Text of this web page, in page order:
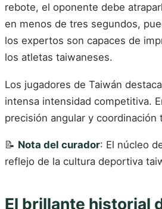
rebote, el oponente debe
en menos de tres segundos,
los expertos son capaces de
los atletas taiwaneses.
Los jugadores de Taiwán
intensa intensidad competitiva.
precisión angular y coordinación
📝 Nota del curador: El núcleo
reflejo de la cultura deportiva
El brillante historial